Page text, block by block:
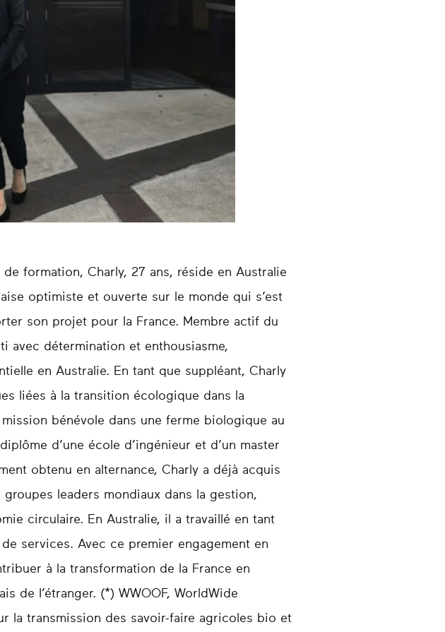
formation, Charly, 27 ans, réside en Australie
optimiste et ouverte sur le monde qui s’est
son projet pour la France. Membre actif du
avec détermination et enthousiasme,
en Australie. En tant que suppléant, Charly
liées à la transition écologique dans la
bénévole dans une ferme biologique au
d’une école d’ingénieur et d’un master
obtenu en alternance, Charly a déjà acquis
leaders mondiaux dans la gestion,
circulaire. En Australie, il a travaillé en tant
services. Avec ce premier engagement en
à la transformation de la France en
de l’étranger. (*) WWOOF, WorldWide
la transmission des savoir-faire agricoles bio et